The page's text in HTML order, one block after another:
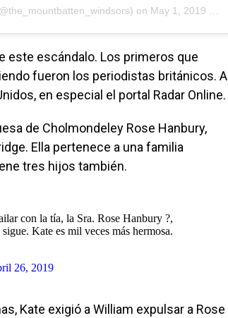
on May 1, 2019 at 5:29am PDT
este escándalo. Los primeros que
fueron los periodistas británicos. A
en especial el portal Radar Online.
de Cholmondeley Rose Hanbury,
Ella pertenece a una familia
tres hijos también.
con la tía, la Sra. Rose Hanbury ?,
Kate es mil veces más hermosa.
26, 2019
Kate exigió a William expulsar a Rose